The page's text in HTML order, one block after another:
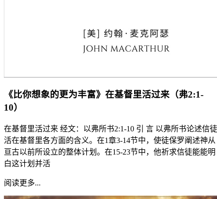
《比你想象的更为丰富》在基督里活过来（弗2:1-
10）
在基督里活过来 经文：以弗所书2:1-10 引 言 以弗所书论述信徒
活在基督里各方面的含义。在1章3-14节中，使徒保罗阐述神从
亘古以前所设立的整体计划。在15-23节中，他祈求信徒能能明
白这计划并活
阅读更多...